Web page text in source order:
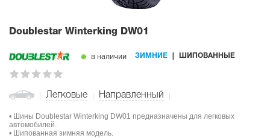
Doublestar Winterking DW01
в наличии ЗИМНИЕ ШИПОВАННЫЕ
Легковые Направленный
• Шины Doublestar Winterking DW01 предназначены для легковых
автомобилей.
• Шипованная зимняя модель.